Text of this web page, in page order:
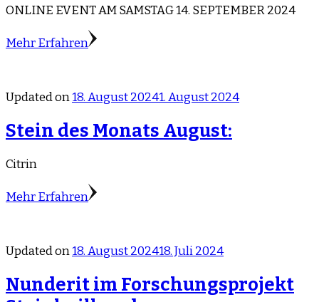
ONLINE EVENT AM SAMSTAG 14. SEPTEMBER 2024
Mehr Erfahren
Updated on18. August 20241. August 2024
Stein des Monats August:
Citrin
Mehr Erfahren
Updated on18. August 202418. Juli 2024
Nunderit im Forschungsprojekt